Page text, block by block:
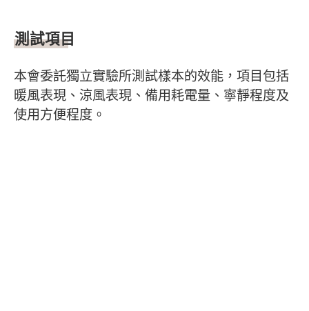
測試項目
本會委託獨立實驗所測試樣本的效能，項目包括
暖風表現、涼風表現、備用耗電量、寧靜程度及
使用方便程度。